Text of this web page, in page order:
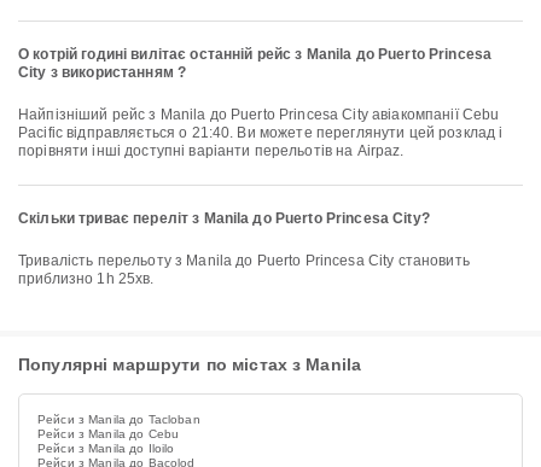
О котрій годині вилітає останній рейс з Manila до Puerto Princesa
City з використанням ?
Найпізніший рейс з Manila до Puerto Princesa City авіакомпанії Cebu
Pacific відправляється о 21:40. Ви можете переглянути цей розклад і
порівняти інші доступні варіанти перельотів на Airpaz.
Скільки триває переліт з Manila до Puerto Princesa City?
Тривалість перельоту з Manila до Puerto Princesa City становить
приблизно 1h 25хв.
Популярні маршрути по містах з Manila
Рейси з Manila до Tacloban
Рейси з Manila до Cebu
Рейси з Manila до Iloilo
Рейси з Manila до Bacolod